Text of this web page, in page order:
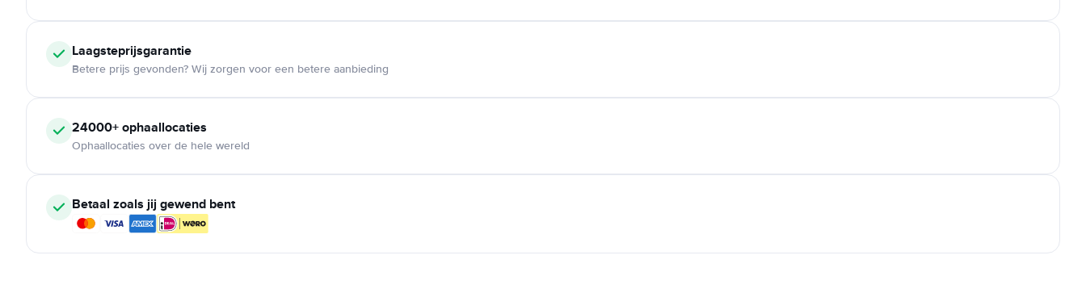
Laagsteprijsgarantie
Betere prijs gevonden? Wij zorgen voor een betere aanbieding
24000+ ophaallocaties
Ophaallocaties over de hele wereld
Betaal zoals jij gewend bent